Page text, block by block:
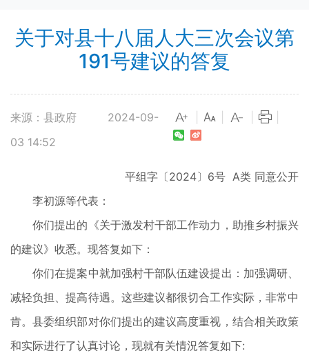
关于对县十八届人大三次会议第
191号建议的答复
来源：县政府
2024-09-
03 14:52
平组字〔2024〕6号 A类 同意公开
李初源等代表：
你们提出的《关于激发村干部工作动力，助推乡村振兴
的建议》收悉。现答复如下：
你们在提案中就加强村干部队伍建设提出：加强调研、
减轻负担、提高待遇。这些建议都很切合工作实际，非常中
肯。县委组织部对你们提出的建议高度重视，结合相关政策
和实际进行了认真讨论，现就有关情況答复如下: